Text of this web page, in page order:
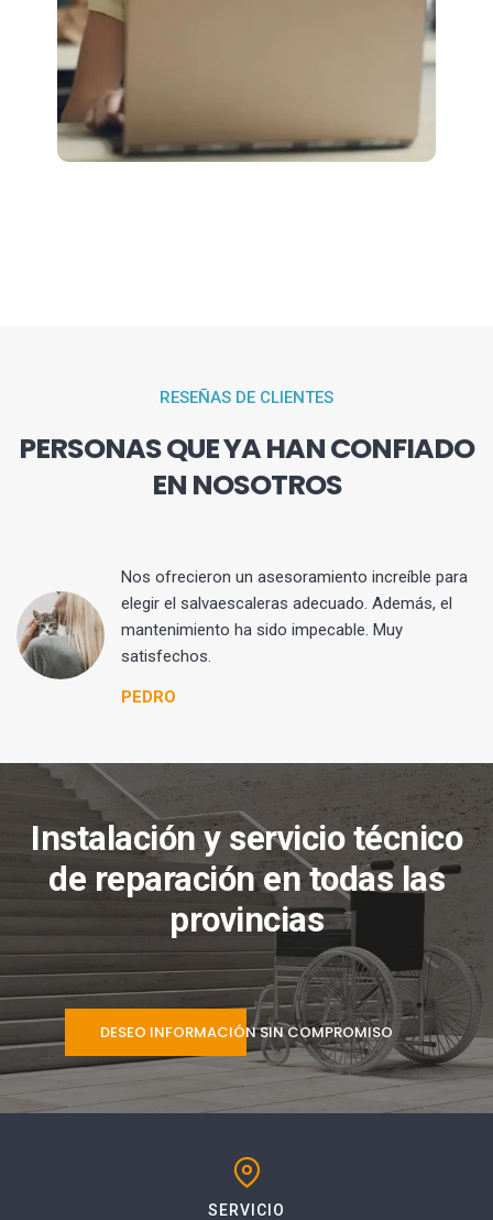
RESEÑAS DE CLIENTES
PERSONAS QUE YA HAN CONFIADO
EN NOSOTROS
Nos ofrecieron un asesoramiento increíble para
elegir el salvaescaleras adecuado. Además, el
mantenimiento ha sido impecable. Muy
satisfechos.
PEDRO
Instalación y servicio técnico
de reparación en todas las
provincias
DESEO INFORMACIÓN SIN COMPROMISO
SERVICIO